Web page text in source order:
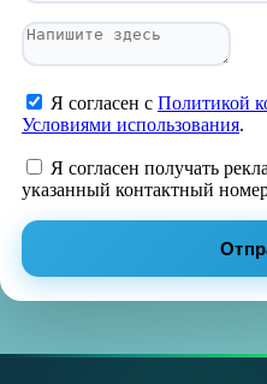
Я согласен с Политикой
Условиями использования.
Я согласен получать
указанный контактный